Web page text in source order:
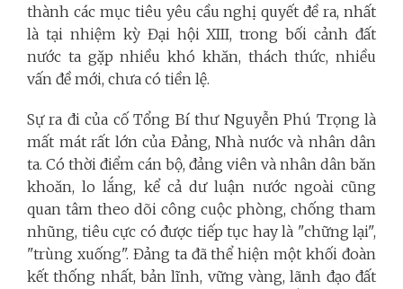
thành các mục tiêu yêu cầu nghị quyết đề ra, nhất
là tại nhiệm kỳ Đại hội XIII, trong bối cảnh đất
nước ta gặp nhiều khó khăn, thách thức, nhiều
vấn đề mới, chưa có tiền lệ.
Sự ra đi của cố Tổng Bí thư Nguyễn Phú Trọng là
mất mát rất lớn của Đảng, Nhà nước và nhân dân
ta. Có thời điểm cán bộ, đảng viên và nhân dân băn
khoăn, lo lắng, kể cả dư luận nước ngoài cũng
quan tâm theo dõi công cuộc phòng, chống tham
nhũng, tiêu cực có được tiếp tục hay là "chững lại",
"trùng xuống". Đảng ta đã thể hiện một khối đoàn
kết thống nhất, bản lĩnh, vững vàng, lãnh đạo đất